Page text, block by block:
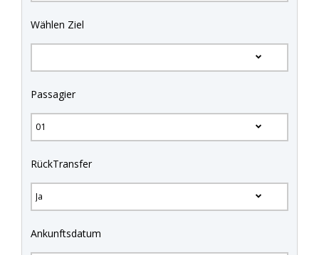
Wählen Ziel
Passagier
RückTransfer
Ankunftsdatum